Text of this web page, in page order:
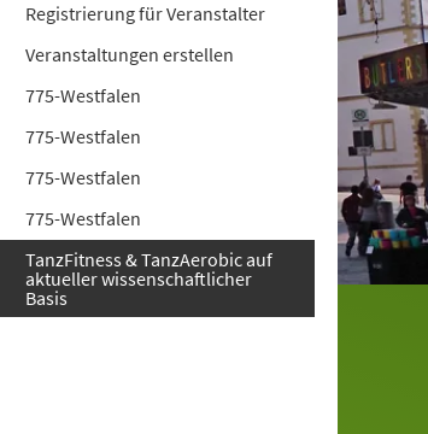
Registrierung für Veranstalter
Veranstaltungen erstellen
775-Westfalen
775-Westfalen
775-Westfalen
775-Westfalen
TanzFitness & TanzAerobic auf
aktueller wissenschaftlicher
Basis